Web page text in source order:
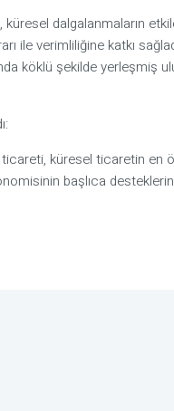
dalgalanmaların
ile verimliliğine katkı
köklü şekilde yerleşmiş
ticareti, küresel ticaretin en
başlıca